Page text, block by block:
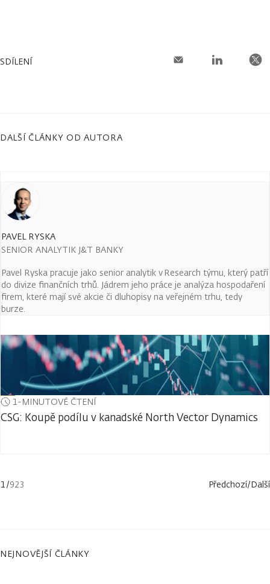
SDÍLENÍ
DALŠÍ ČLÁNKY OD AUTORA
PAVEL RYSKA
SENIOR ANALYTIK J&T BANKY
Pavel Ryska pracuje jako senior analytik v Research týmu, který patří
do divize finančních trhů. Jádrem jeho práce je analýza hospodaření
firem, které mají své akcie či dluhopisy na veřejném trhu, tedy
burze.
1-MINUTOVÉ ČTENÍ
CSG: Koupě podílu v kanadské North Vector Dynamics
1/923 Předchozí/Další
NEJNOVĚJŠÍ ČLÁNKY